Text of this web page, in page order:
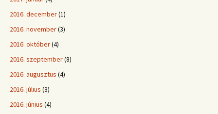
2016. december(1)
2016. november(3)
2016. október(4)
2016. szeptember(8)
2016. augusztus (4)
2016. július (3)
2016. június (4)